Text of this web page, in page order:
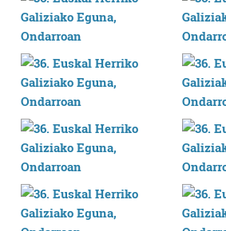
Bazkide batzuek ez dizute baimenik
bazkideen zerrenda, beren ustez
duten interes legitimoa eta horren
dezakezun ikusteko.
Lortu zure datu pertsonalak
buruzko informazio gehiago eta
datuen atalean. Edozein unetan alda
zure baimena Cookieen